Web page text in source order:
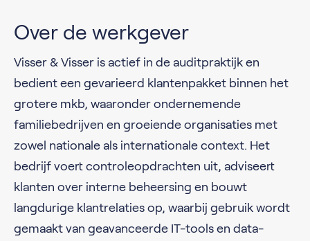
Over de werkgever
Visser & Visser is actief in de auditpraktijk en
bedient een gevarieerd klantenpakket binnen het
grotere mkb, waaronder ondernemende
familiebedrijven en groeiende organisaties met
zowel nationale als internationale context. Het
bedrijf voert controleopdrachten uit, adviseert
klanten over interne beheersing en bouwt
langdurige klantrelaties op, waarbij gebruik wordt
gemaakt van geavanceerde IT-tools en data-